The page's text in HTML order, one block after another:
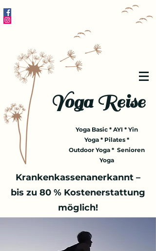
Yoga Reise
Yoga Basic * AYI * Yin
Yoga * Pilates *
Outdoor Yoga * Senioren
Yoga
Krankenkassenanerkannt –
bis zu 80 % Kostenerstattung
möglich!